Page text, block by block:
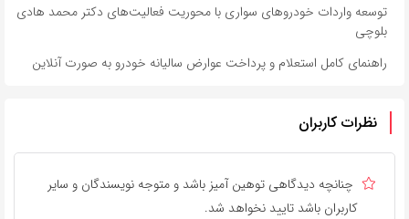
توسعه واردات خودروهای سواری با محوریت فعالیت‌های دکتر محمد هادی
بلوچی
راهنمای کامل استعلام و پرداخت عوارض سالیانه خودرو به صورت آنلاین
نظرات کاربران
چنانچه دیدگاهی توهین آمیز باشد و متوجه نویسندگان و سایر
کاربران باشد تایید نخواهد شد.